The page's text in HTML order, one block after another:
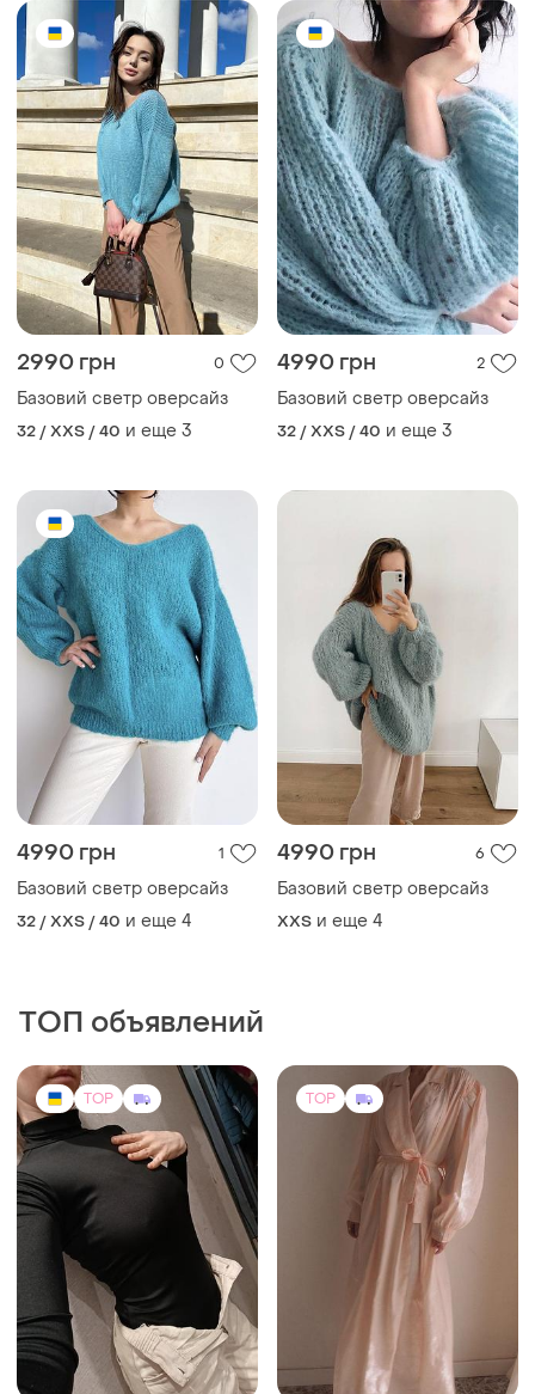
2990 грн 0
Базовий светр оверсайз
32 / XXS / 40 и еще 3
4990 грн 2
Базовий светр оверсайз
32 / XXS / 40 и еще 3
4990 грн 1
Базовий светр оверсайз
32 / XXS / 40 и еще 4
4990 грн 6
Базовий светр оверсайз
XХS и еще 4
ТОП объявлений
TOP TOP